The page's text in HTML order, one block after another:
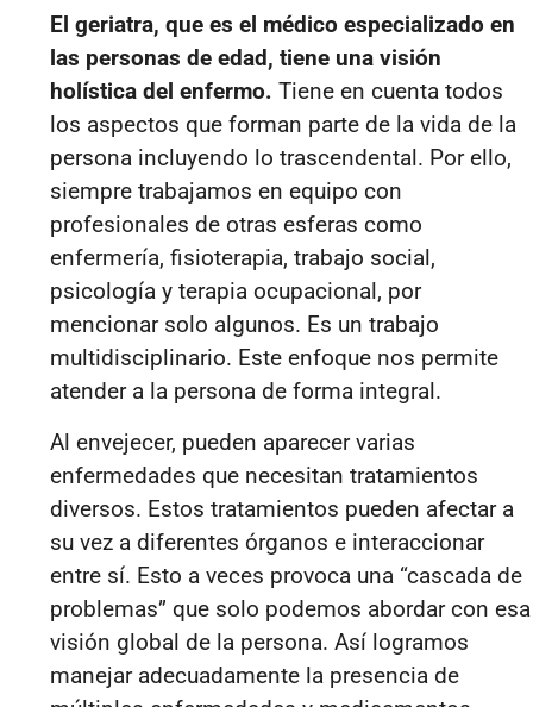
El geriatra, que es el médico especializado en
las personas de edad, tiene una visión
holística del enfermo. Tiene en cuenta todos
los aspectos que forman parte de la vida de la
persona incluyendo lo trascendental. Por ello,
siempre trabajamos en equipo con
profesionales de otras esferas como
enfermería, fisioterapia, trabajo social,
psicología y terapia ocupacional, por
mencionar solo algunos. Es un trabajo
multidisciplinario. Este enfoque nos permite
atender a la persona de forma integral.
Al envejecer, pueden aparecer varias
enfermedades que necesitan tratamientos
diversos. Estos tratamientos pueden afectar a
su vez a diferentes órganos e interaccionar
entre sí. Esto a veces provoca una “cascada de
problemas” que solo podemos abordar con esa
visión global de la persona. Así logramos
manejar adecuadamente la presencia de